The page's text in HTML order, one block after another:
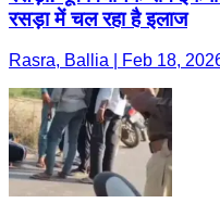
रसड़ा में चल रहा है इलाज
Rasra, Ballia | Feb 18,